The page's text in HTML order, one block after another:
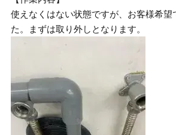
使えなくはない状態ですが、お客様希望
た。まずは取り外しとなります。